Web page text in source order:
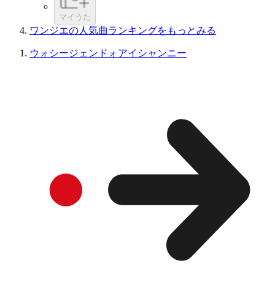
マイうた
ワンジエの人気曲ランキングをもっとみる
ウォシージェンドォアイシャンニー